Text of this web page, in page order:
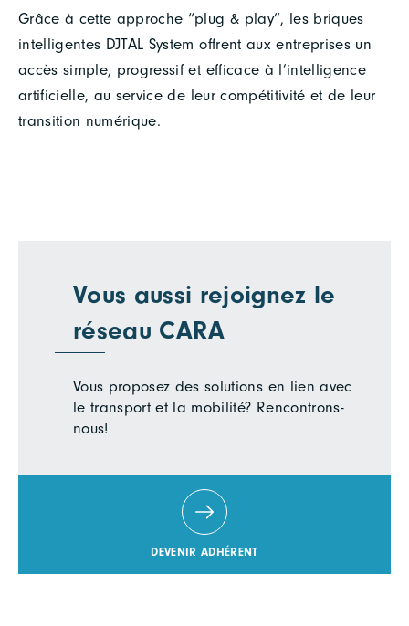
Grâce à cette approche “plug & play”, les briques
intelligentes DJTAL System offrent aux entreprises un
accès simple, progressif et efficace à l’intelligence
artificielle, au service de leur compétitivité et de leur
transition numérique.
Vous aussi rejoignez le
réseau CARA
Vous proposez des solutions en lien avec
le transport et la mobilité? Rencontrons-
nous!
DEVENIR ADHÉRENT